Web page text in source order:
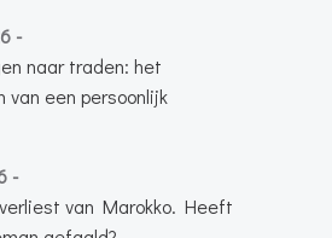
-
naar traden: het
van een persoonlijk
-
van Marokko. Heeft